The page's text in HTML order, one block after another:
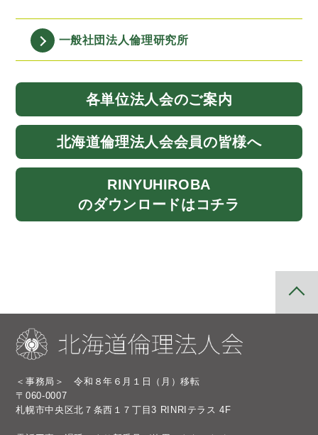
一般社団法人倫理研究所
各単位法人会のご案内
北海道倫理法人会会員の皆様へ
RINYUHIROBA
のダウンロードはコチラ
＜事務局＞ 令和８年６月１日（月）移転
〒060-0007
札幌市中央区北７条西１７丁目3 RINRIテラス 4F